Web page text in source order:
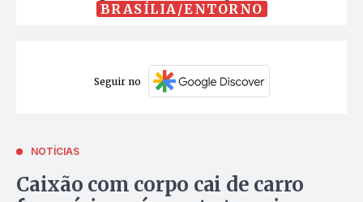
BRASÍLIA/ENTORNO
Seguir no
NOTÍCIAS
Caixão com corpo cai de carro